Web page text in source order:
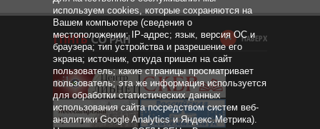
НАВЕРХ
используем cookies, которые сохраняются на
Вашем компьютере (сведения о
местоположении; IP-адрес; язык, версия ОС и
браузера; тип устройства и разрешение его
экрана; источник, откуда пришел на сайт
пользователь; какие страницы просматривает
пользователь; эта же информация используется
для обработки статистических данных
использования сайта посредством систем веб-
аналитики Google Analytics и Яндекс.Метрика).